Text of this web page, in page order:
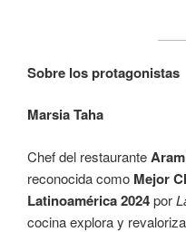
Sobre los protagonistas
Marsia Taha
Chef del restaurante
reconocida como Mejor
Latinoamérica 2024por
cocina explora y